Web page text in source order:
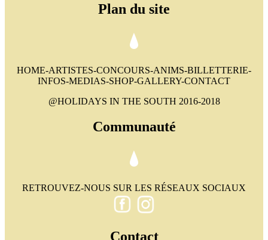
Plan du site
HOME-ARTISTES-CONCOURS-ANIMS-BILLETTERIE-
INFOS-MEDIAS-SHOP-GALLERY-CONTACT
@HOLIDAYS IN THE SOUTH 2016-2018
Communauté
RETROUVEZ-NOUS SUR LES RÉSEAUX SOCIAUX
Contact